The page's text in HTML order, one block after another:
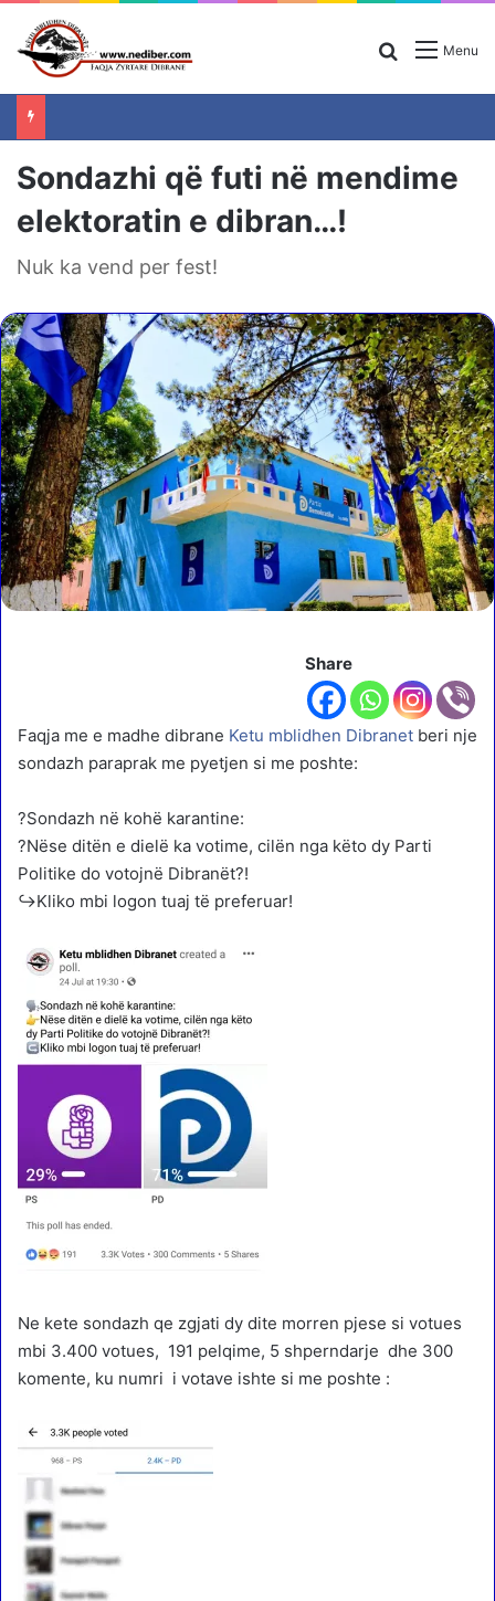
Menu
Search for
Sondazhi që futi në mendime
elektoratin e dibran…!
Nuk ka vend per fest!
Share
Faqja me e madhe dibrane Ketu mblidhen Dibranet beri nje
sondazh paraprak me pyetjen si me poshte:
?Sondazh në kohë karantine:
?Nëse ditën e dielë ka votime, cilën nga këto dy Parti
Politike do votojnë Dibranët?!
↪Kliko mbi logon tuaj të preferuar!
Ne kete sondazh qe zgjati dy dite morren pjese si votues
mbi 3.400 votues, 191 pelqime, 5 shperndarje dhe 300
komente, ku numri i votave ishte si me poshte :